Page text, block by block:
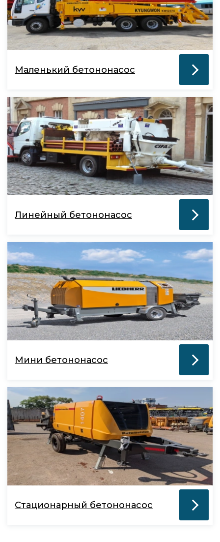
Маленький бетононасос
Линейный бетононасос
Мини бетононасос
Стационарный бетононасос